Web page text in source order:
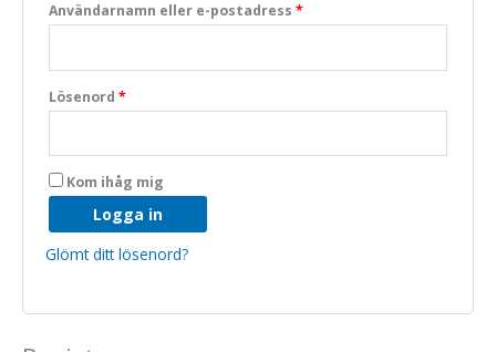
Användarnamn eller e-postadress *
Lösenord *
Kom ihåg mig
Logga in
Glömt ditt lösenord?
Nödvändiga
Dessa kakor
att hemsidan
över huvud
taget ska
fungera.
Statistik